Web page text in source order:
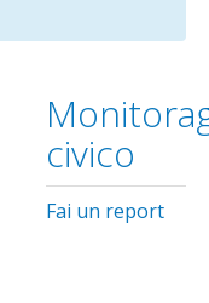
civico
Fai un report